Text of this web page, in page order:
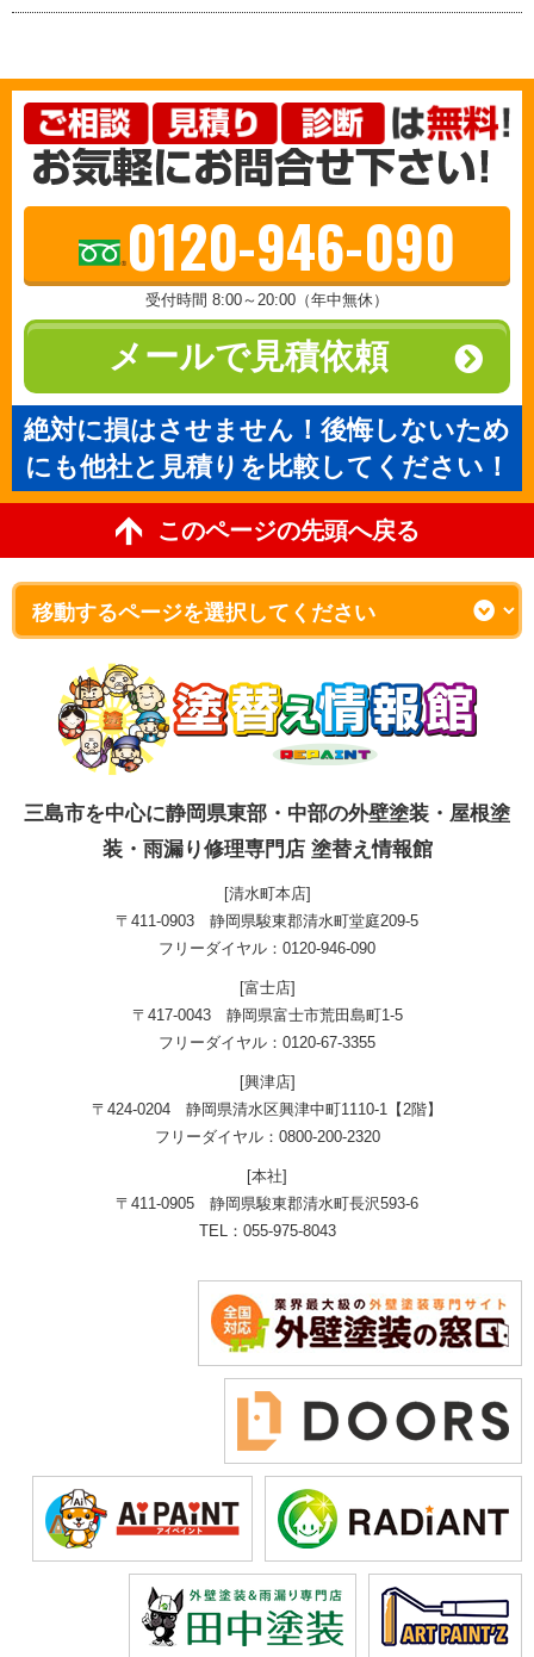
0120-946-090
受付時間 8:00～20:00（年中無休）
メールで見積依頼
絶対に損はさせません！後悔しないため
にも他社と見積りを比較してください！
このページの先頭へ戻る
三島市を中心に静岡県東部・中部の外壁塗装・屋根塗
装・雨漏り修理専門店 塗替え情報館
[清水町本店]
〒411-0903 静岡県駿東郡清水町堂庭209-5
フリーダイヤル：0120-946-090
[富士店]
〒417-0043 静岡県富士市荒田島町1-5
フリーダイヤル：0120-67-3355
[興津店]
〒424-0204 静岡県清水区興津中町1110-1【2階】
フリーダイヤル：0800-200-2320
[本社]
〒411-0905 静岡県駿東郡清水町長沢593-6
TEL：055-975-8043